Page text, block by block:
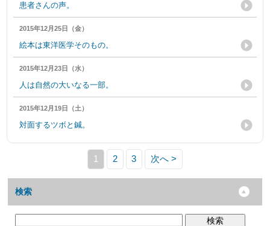
患者さんの声。
2015年12月25日（金）
絵本は東洋医学そのもの。
2015年12月23日（水）
人は自然の大いなる一部。
2015年12月19日（土）
対面するツボと鍼。
1 2 3 次へ >
検索
検索